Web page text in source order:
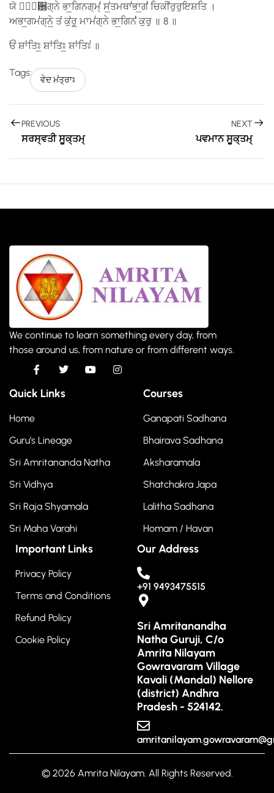
ਯੋ ਮਾ᳚਽ਗ੍ਨੇ ਭਾ॒ਗਿਨਗ੍​ਮ੍॑ ਸਂ॒ਤਮਥਾ॑ਭਾ॒ਗਂ॑ ਚਿਕੀ॑ਰੁਰੁਇਸ਼ਤਿ ।
ਅਭਾ॒ਗਮ॑ਗ੍ਨੇ॒ ਤਂ ਕੁ॑ਰੁ॒ ਮਾਮ॑ਗ੍ਨੇ ਭਾ॒ਗਿਨਂ॑ ਕੁਰੁ ॥ 8 ॥
ਓਂ ਸ਼ਾਂਤਿਃ॒ ਸ਼ਾਂਤਿਃ॒ ਸ਼ਾਂਤਿਃ॑ ॥
Tags:
ਵੇਦ ਮਂਤ੍ਰਾਃ
PREVIOUS
ਸਰਸ੍ਵਤੀ ਸੂਕ੍ਤਮ੍
NEXT
ਪਵਮਾਨ ਸੂਕ੍ਤਮ੍
We continue to learn something every day, from
those around us, from nature or from different ways.
Quick Links
Home
Guru’s Lineage
Sri Amritananda Natha
Sri Vidhya
Sri Raja Shyamala
Sri Maha Varahi
Courses
Ganapati Sadhana
Bhairava Sadhana
Aksharamala
Shatchakra Japa
Lalitha Sadhana
Homam / Havan
Important Links
Privacy Policy
Terms and Conditions
Refund Policy
Cookie Policy
Our Address
+91 9493475515
Sri Amritanandha
Natha Guruji, C/o
Amrita Nilayam
Gowravaram Village
Kavali (Mandal) Nellore
(district) Andhra
Pradesh - 524142.
© 2026 Amrita Nilayam. All Rights Reserved.